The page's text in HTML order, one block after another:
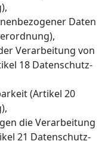
Daten
Verarbeitung von
18 Datenschutz-
(Artikel 20
die Verarbeitung
21 Datenschutz-